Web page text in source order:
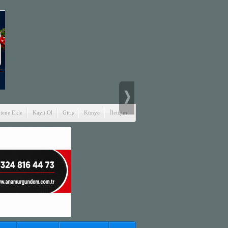
Ekle Kayıt Ol Giriş Künye İletişim